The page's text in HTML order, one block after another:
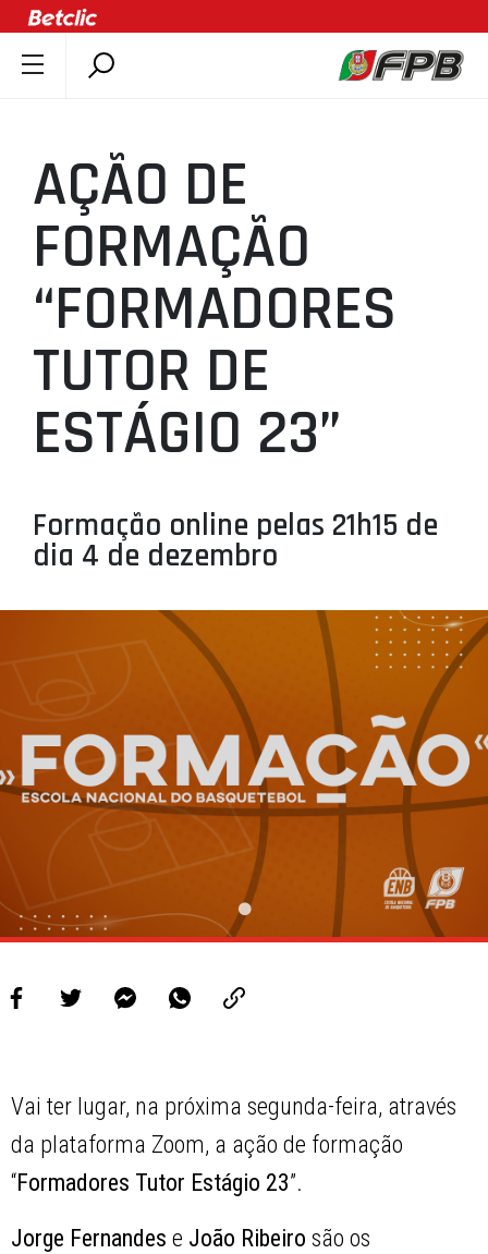
DOCUMENTOS
ÚLTIMAS
COMPETIÇÕES
ASSOCIAÇÕES
CLUBES
AGENTES
SELEÇÕES
MINIBASQUETE
PROJETOS
LIGA BETCLIC MASCULINA
LIGA BETCLIC FEMININA
AÇÃO DE
FORMAÇÃO
“FORMADORES
TUTOR DE
ESTÁGIO 23”
Formação online pelas 21h15 de
dia 4 de dezembro
Vai ter lugar, na próxima segunda-feira, através
da plataforma Zoom, a ação de formação
“Formadores Tutor Estágio 23”.
Jorge Fernandes e João Ribeiro são os